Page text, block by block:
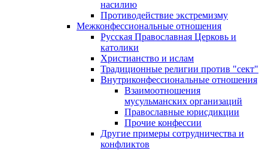
насилию
Противодействие экстремизму
Межконфессиональные отношения
Русская Православная Церковь и
католики
Христианство и ислам
Традиционные религии против "сект"
Внутриконфессиональные отношения
Взаимоотношения
мусульманских организаций
Православные юрисдикции
Прочие конфессии
Другие примеры сотрудничества и
конфликтов